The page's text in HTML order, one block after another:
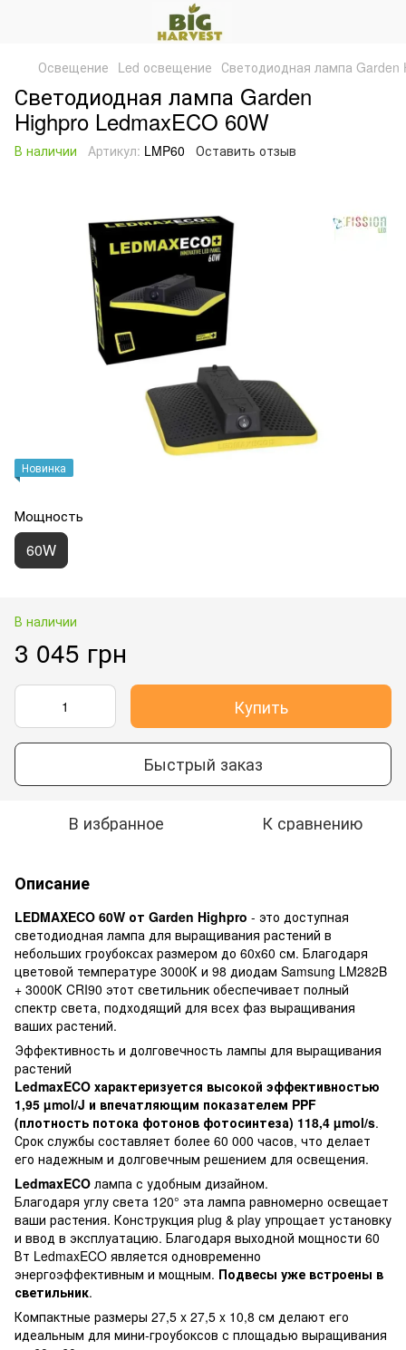
Освещение Led освещение Светодиодная лампа Garden
Светодиодная лампа Garden
Highpro LedmaxECO 60W
В наличии Артикул: LMP60 Оставить отзыв
Новинка
Мощность
60W
В наличии
3 045 грн
Купить
Быстрый заказ
В избранное К сравнению
Описание
LEDMAXECO 60W от Garden Highpro - это доступная
светодиодная лампа для выращивания растений в
небольших гроубоксах размером до 60x60 см. Благодаря
цветовой температуре 3000К и 98 диодам Samsung LM282B
+ 3000К CRI90 этот светильник обеспечивает полный
спектр света, подходящий для всех фаз выращивания
ваших растений.
Эффективность и долговечность лампы для выращивания
растений
LedmaxECO характеризуется высокой эффективностью
1,95 µmol/J и впечатляющим показателем PPF
(плотность потока фотонов фотосинтеза) 118,4 µmol/s.
Срок службы составляет более 60 000 часов, что делает
его надежным и долговечным решением для освещения.
LedmaxECO лампа с удобным дизайном.
Благодаря углу света 120° эта лампа равномерно освещает
ваши растения. Конструкция plug & play упрощает установку
и ввод в эксплуатацию. Благодаря выходной мощности 60
Вт LedmaxECO является одновременно
энергоэффективным и мощным. Подвесы уже встроены в
светильник.
Компактные размеры 27,5 x 27,5 x 10,8 см делают его
идеальным для мини-гроубоксов с площадью выращивания